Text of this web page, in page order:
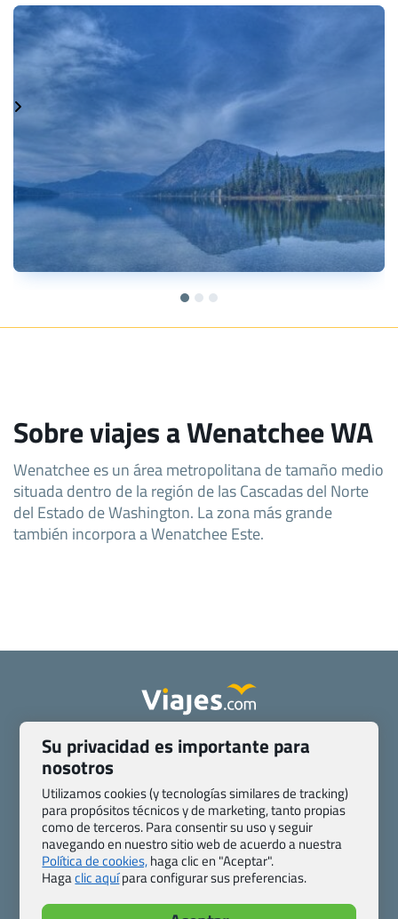
Sobre viajes a Wenatchee WA
Wenatchee es un área metropolitana de tamaño medio
situada dentro de la región de las Cascadas del Norte
del Estado de Washington. La zona más grande
también incorpora a Wenatchee Este.
Quienes somos
Contacto
Pasaporte, Visado, Salud y otras disposiciones específicas
Blog de Viajes.com
Registro de agencias
Preguntas frecuentes
Condiciones generales
Política de privacidad y cookies
Transparencia
Todas las páginas – sitemap
Viajes.com
Last Minute Express S.L.U.
Su privacidad es importante para
nosotros
Utilizamos cookies (y tecnologías similares de tracking)
para propósitos técnicos y de marketing, tanto propias
como de terceros. Para consentir su uso y seguir
navegando en nuestro sitio web de acuerdo a nuestra
Política de cookies,haga clic en "Aceptar".
Hagaclic aquípara configurar sus preferencias.